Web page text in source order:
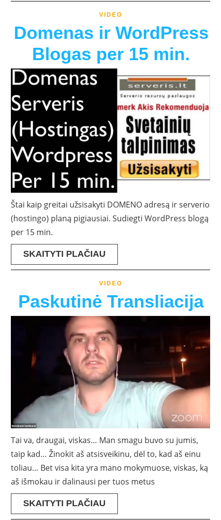
VIDEO
Domenas ir WordPress
Blogas per 15 min.
Štai kaip greitai užsisakyti DOMENO adresą ir serverio
(hostingo) planą pigiausiai. Sudiegti WordPress blogą
per 15 min.
SKAITYTI PLAČIAU
VIDEO
Paskutinė Transliacija
Tai va, draugai, viskas… Man smagu buvo su jumis,
taip kad… Žinokit aš atsisveikinu, dėl to, kad aš einu
toliau… Bet visa kita yra mano mokymuose, viskas, ką
aš išmokau ir dalinausi per tuos metus
SKAITYTI PLAČIAU